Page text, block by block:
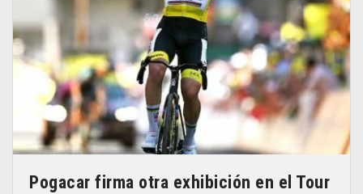
Pogacar firma otra exhibición en el Tour